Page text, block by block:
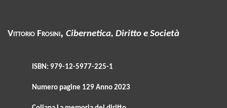
Vittorio Frosini, Cibernetica, Diritto e Società
ISBN: 979-12-5977-225-1
Numero pagine 129 Anno 2023